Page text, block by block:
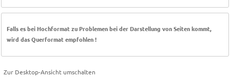
Falls es bei Hochformat zu Problemen bei der Darstellung von Seiten kommt,
wird das Querformat empfohlen !
Zur Desktop-Ansicht umschalten